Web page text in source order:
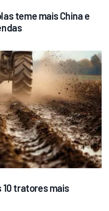
teme mais China e
10 tratores mais